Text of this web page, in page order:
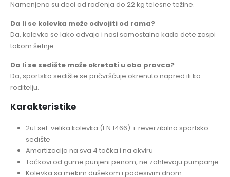
Namenjena su deci od rođenja do 22 kg telesne težine.
Da li se kolevka može odvojiti od rama?
Da, kolevka se lako odvaja i nosi samostalno kada dete zaspi
tokom šetnje.
Da li se sedište može okretati u oba pravca?
Da, sportsko sedište se pričvršćuje okrenuto napred ili ka
roditelju.
Karakteristike
2u1 set: velika kolevka (EN 1466) + reverzibilno sportsko
sedište
Amortizacija na sva 4 točka i na okviru
Točkovi od gume punjeni penom, ne zahtevaju pumpanje
Kolevka sa mekim dušekom i podesivim dnom